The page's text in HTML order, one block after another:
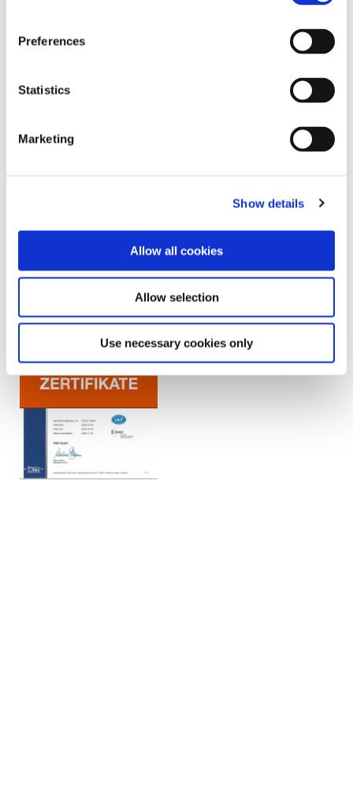
Preferences
Statistics
Marketing
Show details
Allow all cookies
Allow selection
Use necessary cookies only
Suche nach Dokumenttyp